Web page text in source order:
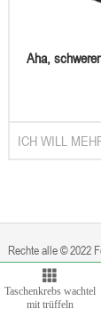
Aha,
ICH WILL
Rechte alle ©
privateigentum ist
Taschenkrebs wachtel
mit trüffeln